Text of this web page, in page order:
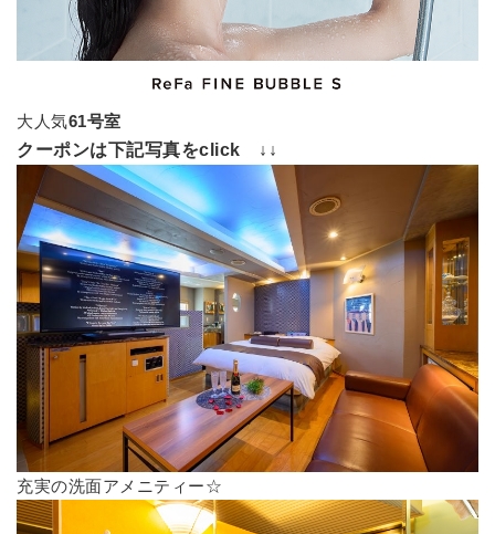
大人気61号室
クーポンは下記写真をclick ↓↓
充実の洗面アメニティー☆